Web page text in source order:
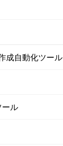
成自動化ツール
ール